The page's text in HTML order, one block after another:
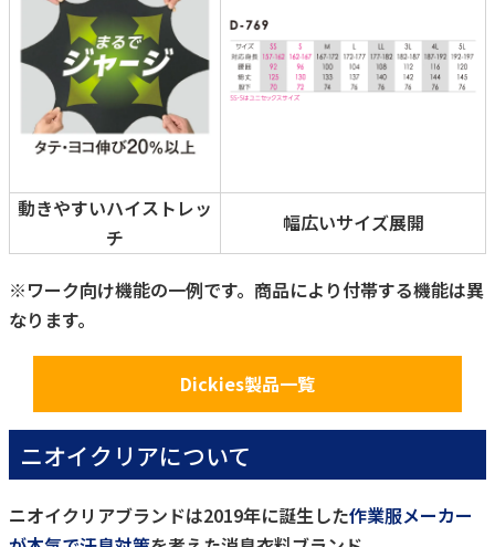
動きやすいハイストレッ
チ
幅広いサイズ展開
※ワーク向け機能の一例です。商品により付帯する機能は異
なります。
Dickies製品一覧
ニオイクリアについて
ニオイクリアブランドは2019年に誕生した作業服メーカー